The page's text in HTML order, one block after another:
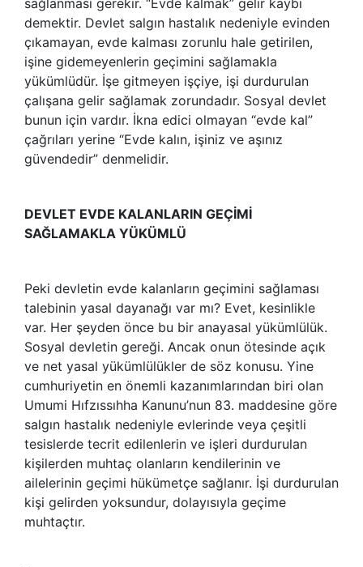
demektir. Devlet salgın hastalık nedeniyle evinden
çıkamayan, evde kalması zorunlu hale getirilen,
işine gidemeyenlerin geçimini sağlamakla
yükümlüdür. İşe gitmeyen işçiye, işi durdurulan
çalışana gelir sağlamak zorundadır. Sosyal devlet
bunun için vardır. İkna edici olmayan “evde kal”
çağrıları yerine “Evde kalın, işiniz ve aşınız
güvendedir” denmelidir.
DEVLET EVDE KALANLARIN GEÇİMİ
SAĞLAMAKLA YÜKÜMLÜ
Peki devletin evde kalanların geçimini sağlaması
talebinin yasal dayanağı var mı? Evet, kesinlikle
var. Her şeyden önce bu bir anayasal yükümlülük.
Sosyal devletin gereği. Ancak onun ötesinde açık
ve net yasal yükümlülükler de söz konusu. Yine
cumhuriyetin en önemli kazanımlarından biri olan
Umumi Hıfzıssıhha Kanunu’nun 83. maddesine göre
salgın hastalık nedeniyle evlerinde veya çeşitli
tesislerde tecrit edilenlerin ve işleri durdurulan
kişilerden muhtaç olanların kendilerinin ve
ailelerinin geçimi hükümetçe sağlanır. İşi durdurulan
kişi gelirden yoksundur, dolayısıyla geçime
muhtaçtır.